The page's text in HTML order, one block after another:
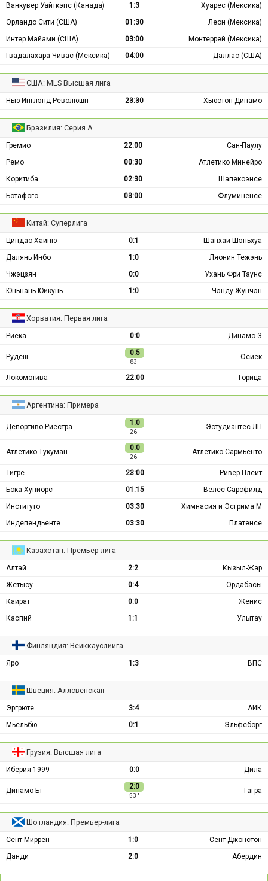
Ванкувер Уайткэпс (Канада) 1:3
Хуарес (Мексика)
Орландо Сити (США)
01:30
Леон (Мексика)
Интер Майами (США)
03:00
Монтеррей (Мексика)
Гвадалахара Чивас (Мексика)
04:00 Даллас (США)
США: MLS Высшая лига
Нью-Инглэнд Революшн 23:30 Хьюстон Динамо
Бразилия: Серия А
Гремио 22:00
Сан-Паулу
Ремо
00:30
Атлетико Минейро
Коритиба
02:30
Шапекоэнсе
Ботафого
03:00 Флуминенсе
Китай: Суперлига
Циндао Хайню 0:1
Шанхай Шэньхуа
Далянь Инбо
1:0
Ляонин Тежэнь
Чжэцзян
0:0
Ухань Фри Таунс
Юньнань Юйкунь
1:0 Чэнду Жунчэн
Хорватия: Первая лига
Риека 0:0 Динамо З
Рудеш 0:5
83 ′
Осиек
Локомотива 22:00 Горица
Аргентина: Примера
Депортиво Риестра 1:0
26 ′
Эстудиантес ЛП
Атлетико Тукуман 0:0
26 ′
Атлетико Сармьенто
Тигре 23:00
Ривер Плейт
Бока Хуниорс
01:15
Велес Сарсфилд
Институто
03:30
Химнасия и Эсгрима М
Индепендьенте
03:30 Платенсе
Казахстан: Премьер-лига
Алтай 2:2
Кызыл-Жар
Жетысу
0:4
Ордабасы
Кайрат
0:0
Женис
Каспий
1:1 Улытау
Финляндия: Вейккауслиига
Яро 1:3 ВПС
Швеция: Аллсвенскан
Эргрюте 3:4
АИК
Мьельбю
0:1 Эльфсборг
Грузия: Высшая лига
Иберия 1999 0:0 Дила
Динамо Бт 2:0
53 ′
Гагра
Шотландия: Премьер-лига
Сент-Миррен 1:0
Сент-Джонстон
Данди
2:0 Абердин